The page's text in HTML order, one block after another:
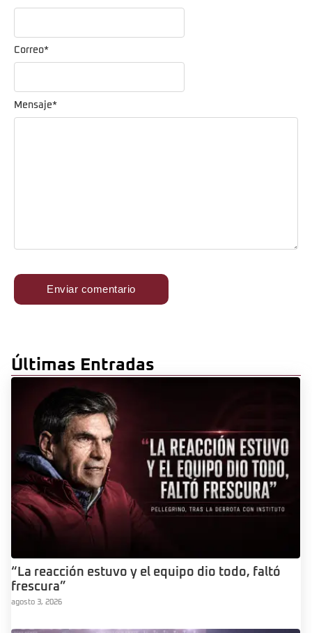
Mensaje*
Correo*
Últimas Entradas
“La reacción estuvo y el equipo dio todo, faltó
frescura”
agosto 3, 2026